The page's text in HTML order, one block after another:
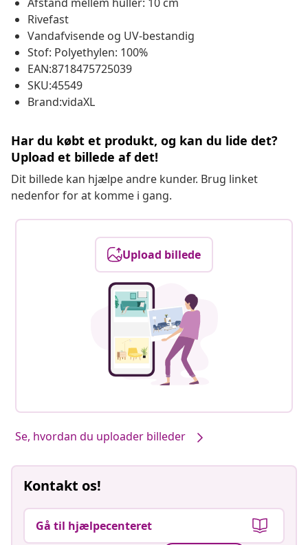
Rivefast
Vandafvisende og UV-bestandig
Stof: Polyethylen: 100%
EAN:8718475725039
SKU:45549
Brand:vidaXL
Har du købt et produkt, og kan du lide det?
Upload et billede af det!
Dit billede kan hjælpe andre kunder. Brug linket
nedenfor for at komme i gang.
Upload billede
Se, hvordan du uploader billeder
Kontakt os!
Gå til hjælpecenteret